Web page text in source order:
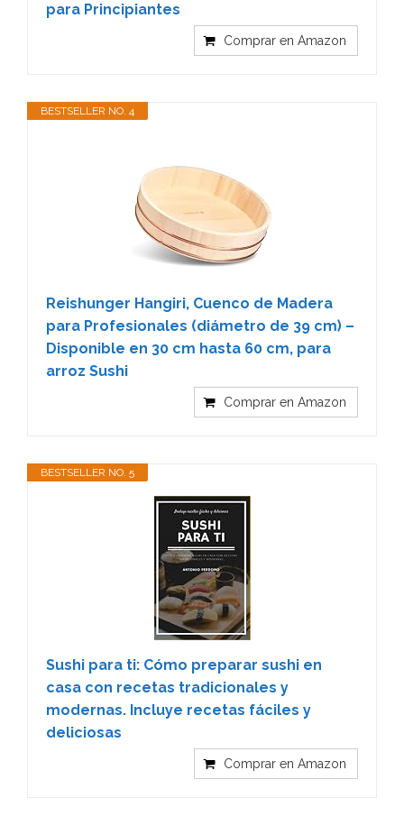
para Principiantes
Comprar en Amazon
BESTSELLER NO. 4
Reishunger Hangiri, Cuenco de Madera
para Profesionales (diámetro de 39 cm) –
Disponible en 30 cm hasta 60 cm, para
arroz Sushi
Comprar en Amazon
BESTSELLER NO. 5
Sushi para ti: Cómo preparar sushi en
casa con recetas tradicionales y
modernas. Incluye recetas fáciles y
deliciosas
Comprar en Amazon